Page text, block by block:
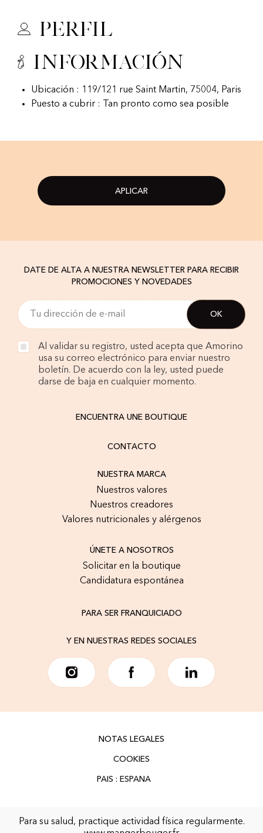
Perfil
Información
Ubicación : 119/121 rue Saint Martin, 75004, Paris
Puesto a cubrir : Tan pronto como sea posible
APLICAR
DATE DE ALTA A NUESTRA NEWSLETTER PARA RECIBIR
PROMOCIONES Y NOVEDADES
Al validar su registro, usted acepta que Amorino
usa su correo electrónico para enviar nuestro
boletín. De acuerdo con la ley, usted puede
darse de baja en cualquier momento.
ENCUENTRA UNE BOUTIQUE
CONTACTO
NUESTRA MARCA
Nuestros valores
Nuestros creadores
Valores nutricionales y alérgenos
ÚNETE A NOSOTROS
Solicitar en la boutique
Candidatura espontánea
PARA SER FRANQUICIADO
Y EN NUESTRAS REDES SOCIALES
NOTAS LEGALES
COOKIES
Para su salud, practique actividad física regularmente.